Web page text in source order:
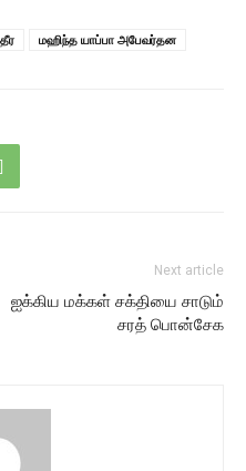
மஹிந்த யாப்பா அபேவர்தன
Next article
ஐக்கிய மக்கள் சக்தியை சாடும்
சரத் பொன்சேக